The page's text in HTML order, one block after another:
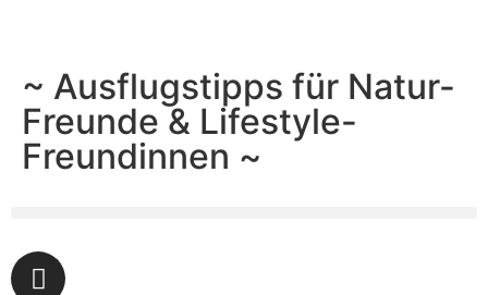
~ Ausflugstipps für Natur-
Freunde & Lifestyle-
Freundinnen ~